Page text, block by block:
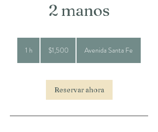
2 manos
1 h
pesos
mexicanos
$1,500 Avenida Santa Fe
Reservar ahora